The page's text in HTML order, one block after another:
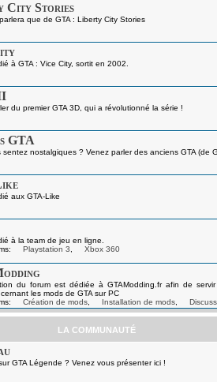
City Stories
que de GTA : Liberty City Stories
à GTA : Vice City, sortit en 2002.
du premier GTA 3D, qui a révolutionné la série !
GTA
sentez nostalgiques ? Venez parler des anciens GTA (de
aux GTA-Like
à la team de jeu en ligne.
Playstation 3 Xbox 360
du forum est dédiée à GTAModding.fr afin de
les mods de GTA sur PC
Création de mods Installation de mods
LA COMMUNAUTÉ
GTA Légende ? Venez vous présenter ici !